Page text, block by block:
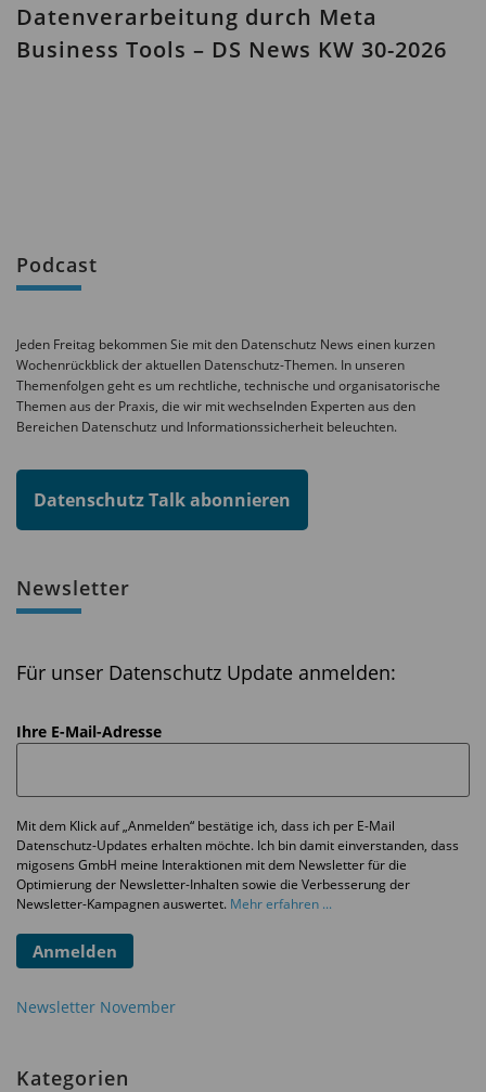
Datenverarbeitung durch Meta
Business Tools – DS News KW 30-2026
Podcast
Jeden Freitag bekommen Sie mit den Datenschutz News einen kurzen
Wochenrückblick der aktuellen Datenschutz-Themen. In unseren
Themenfolgen geht es um rechtliche, technische und organisatorische
Themen aus der Praxis, die wir mit wechselnden Experten aus den
Bereichen Datenschutz und Informationssicherheit beleuchten.
Datenschutz Talk abonnieren
Newsletter
Für unser Datenschutz Update anmelden:
Ihre E-Mail-Adresse
Mit dem Klick auf „Anmelden“ bestätige ich, dass ich per E-Mail
Datenschutz-Updates erhalten möchte. Ich bin damit einverstanden, dass
migosens GmbH meine Interaktionen mit dem Newsletter für die
Optimierung der Newsletter-Inhalten sowie die Verbesserung der
Newsletter-Kampagnen auswertet. Mehr erfahren ...
Anmelden
Newsletter November
Kategorien